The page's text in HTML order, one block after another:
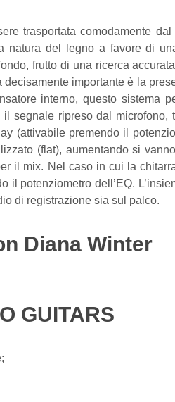
trasportata comodamente dal
natura del legno a favore di
frutto di una ricerca
importante è la
interno, questo sistema
segnale ripreso dal microfono,
(attivabile premendo il
(flat), aumentando si
il mix. Nel caso in cui la
potenziometro dell’EQ.
di registrazione sia sul palco.
Diana Winter
GUITARS